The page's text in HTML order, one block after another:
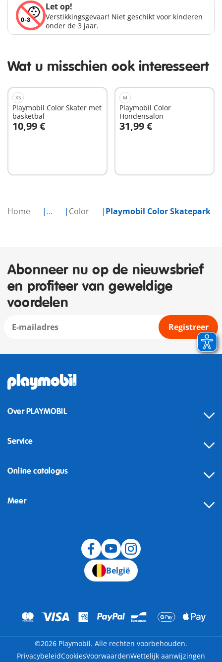
Home ... Color Playmobil Color Skatepark
Let op!
Verstikkingsgevaar! Niet geschikt voor kinderen
onder de 3 jaar.
Wat u misschien ook interesseert
XS
Playmobil Color Skater met
basketbal
10,99 €
In winkelwagen
M
Playmobil Color
Hondensalon
31,99 €
In winkelwagen
Abonneer nu op de nieuwsbrief
en profiteer van geweldige
voordelen
Registreer
Over PLAYMOBIL
Service
Online catalogus
Meer
België
©2026 Playmobil. Alle rechten voorbehouden.
PrivacybeleidCookiesVoorwaardenWettelijk aanwijzingen